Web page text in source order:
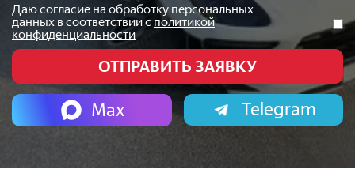
Даю согласие на обработку персональных
данных в соответствии с политикой
конфиденциальности
Max Telegram